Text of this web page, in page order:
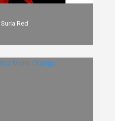
Red